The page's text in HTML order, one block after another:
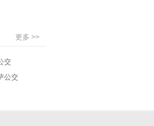
更多 >>
交
公交